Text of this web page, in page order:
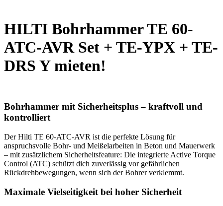
HILTI Bohrhammer TE 60-
ATC-AVR Set + TE-YPX + TE-
DRS Y mieten!
Bohrhammer mit Sicherheitsplus – kraftvoll und
kontrolliert
Der Hilti TE 60-ATC-AVR ist die perfekte Lösung für
anspruchsvolle Bohr- und Meißelarbeiten in Beton und Mauerwerk
– mit zusätzlichem Sicherheitsfeature: Die integrierte Active Torque
Control (ATC) schützt dich zuverlässig vor gefährlichen
Rückdrehbewegungen, wenn sich der Bohrer verklemmt.
Maximale Vielseitigkeit bei hoher Sicherheit